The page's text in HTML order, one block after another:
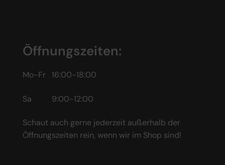
Öffnungszeiten:
Mo-Fr 16:00-18:00
Sa 9:00-12:00
Schaut auch gerne jederzeit außerhalb der
Öffnungszeiten rein, wenn wir im Shop sind!